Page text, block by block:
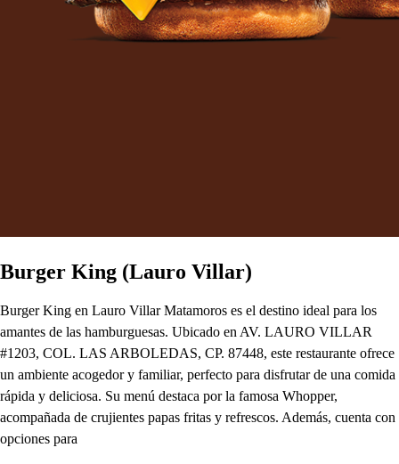
Burger King (Lauro Villar)
Burger King en Lauro Villar Matamoros es el destino ideal para los
amantes de las hamburguesas. Ubicado en AV. LAURO VILLAR
#1203, COL. LAS ARBOLEDAS, CP. 87448, este restaurante ofrece
un ambiente acogedor y familiar, perfecto para disfrutar de una comida
rápida y deliciosa. Su menú destaca por la famosa Whopper,
acompañada de crujientes papas fritas y refrescos. Además, cuenta con
opciones para